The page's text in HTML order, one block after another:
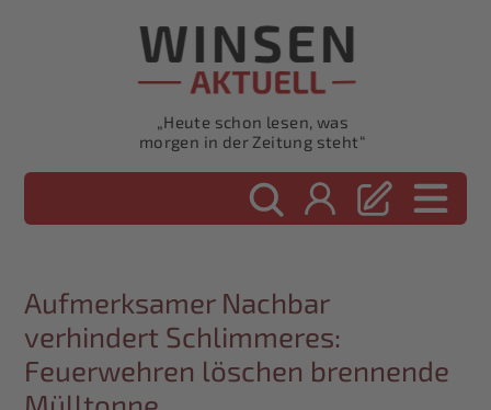
„Heute schon lesen, was
morgen in der Zeitung steht“
Aufmerksamer Nachbar
verhindert Schlimmeres:
Feuerwehren löschen brennende